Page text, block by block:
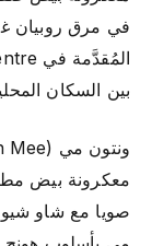
في مرق روبيان
بين السكان
ونتون مي (Wonton Mee):
معكرونة بيض
صويا مع شاو شيو